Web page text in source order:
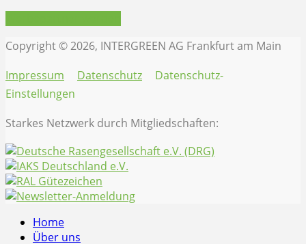
Copyright © 2026, INTERGREEN AG Frankfurt am Main
Impressum
Datenschutz
Datenschutz-
Einstellungen
Starkes Netzwerk durch Mitgliedschaften:
Home
Über uns